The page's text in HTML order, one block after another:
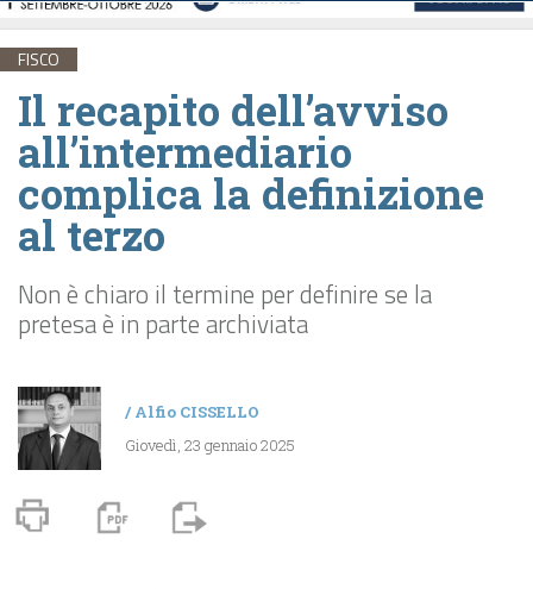
FISCO
Il recapito dell’avviso
all’intermediario
complica la definizione
al terzo
Non è chiaro il termine per definire se la
pretesa è in parte archiviata
/Alfio CISSELLO
Giovedì, 23 gennaio 2025